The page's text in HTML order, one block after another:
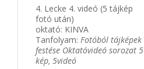
4. Lecke 4. videó (5 tájkép
fotó után)
oktató: KINVA
Tanfolyam:Fotóból tájképek
festése Oktatóvideó sorozat 5
kép, 5videó